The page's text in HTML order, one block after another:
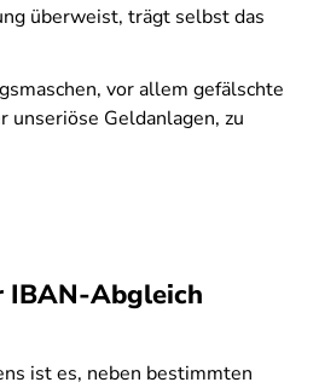
überweist, trägt selbst das
vor allem gefälschte
unseriöse Geldanlagen, zu
IBAN-Abgleich
ist es, neben bestimmten